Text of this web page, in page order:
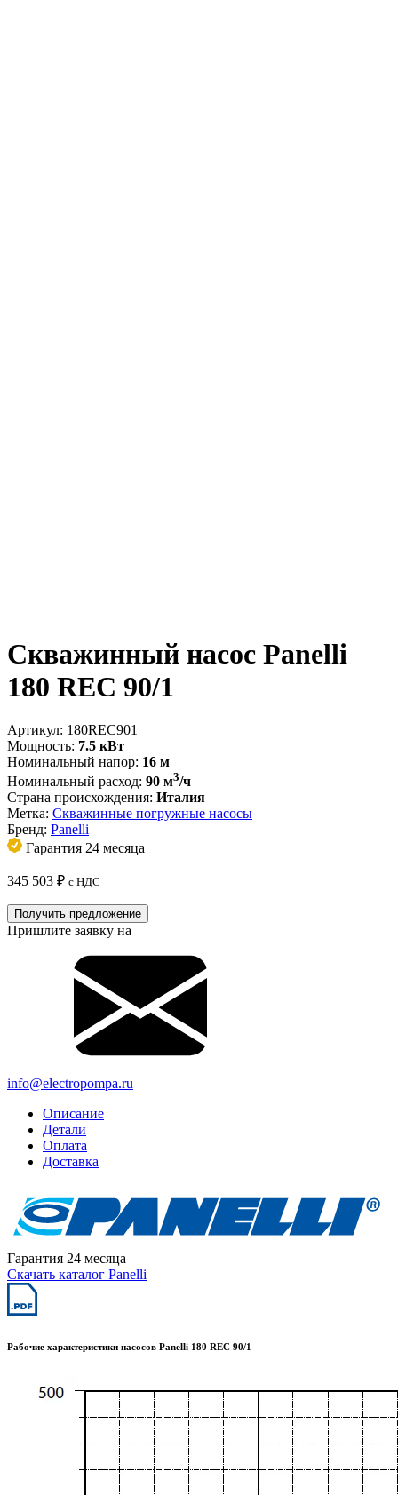
Скважинный насос Panelli
180 REC 90/1
Артикул: 180REC901
Мощность: 7.5 кВт
Номинальный напор: 16 м
Номинальный расход: 90 м3/ч
Страна происхождения: Италия
Метка: Скважинные погружные насосы
Бренд: Panelli
Гарантия 24 месяца
345 503 ₽ с НДС
Получить предложение
Пришлите заявку на
info@electropompa.ru
Описание
Детали
Оплата
Доставка
Гарантия 24 месяца
Скачать каталог Panelli
Рабочие характеристики насосов Panelli 180 REC 90/1